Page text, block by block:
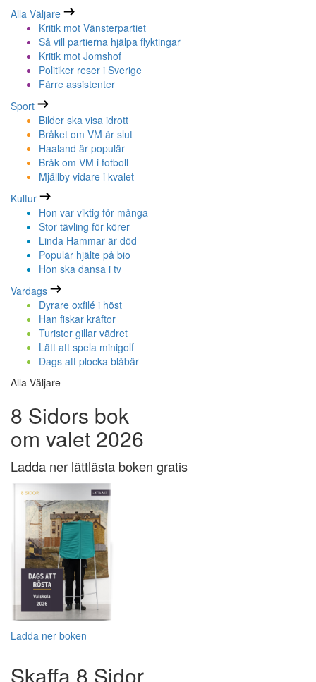
Alla Väljare
Kritik mot Vänsterpartiet
Så vill partierna hjälpa flyktingar
Kritik mot Jomshof
Politiker reser i Sverige
Färre assistenter
Sport
Bilder ska visa idrott
Bråket om VM är slut
Haaland är populär
Bråk om VM i fotboll
Mjällby vidare i kvalet
Kultur
Hon var viktig för många
Stor tävling för körer
Linda Hammar är död
Populär hjälte på bio
Hon ska dansa i tv
Vardags
Dyrare oxfilé i höst
Han fiskar kräftor
Turister gillar vädret
Lätt att spela minigolf
Dags att plocka blåbär
Alla Väljare
8 Sidors bok
om valet 2026
Ladda ner lättlästa boken gratis
Ladda ner boken
Skaffa 8 Sidor